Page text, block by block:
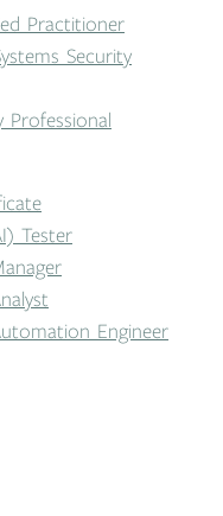
Practitioner
Security
Professional
Tester
Engineer